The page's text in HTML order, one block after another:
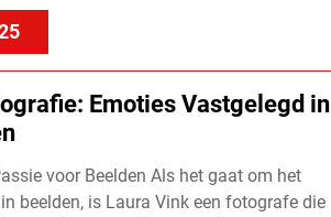
Emoties Vastgelegd in
voor Beelden Als het gaat om het
beelden, is Laura Vink een fotografe die